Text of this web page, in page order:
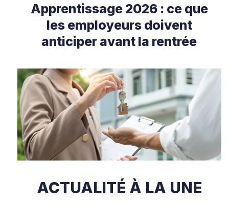
Apprentissage 2026 : ce que
les employeurs doivent
anticiper avant la rentrée
ACTUALITÉ À LA UNE